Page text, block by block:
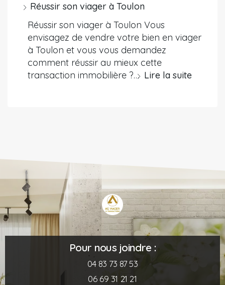
Réussir son viager à Toulon
Réussir son viager à Toulon Vous
envisagez de vendre votre bien en viager
à Toulon et vous vous demandez
comment réussir au mieux cette
transaction immobilière ?… Lire la suite
Pour nous joindre :
04 83 73 87 53
06 69 31 21 21